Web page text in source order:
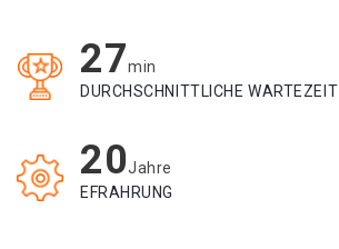
27min
DURCHSCHNITTLICHE WARTEZEIT
20Jahre
EFRAHRUNG